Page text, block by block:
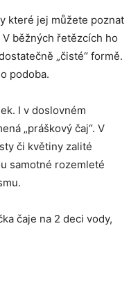
které jej můžete poznat
běžných řetězcích ho
„čisté“ formě.
podoba.
I v doslovném
„práškový čaj“. V
či květiny zalité
samotné rozemleté
čaje na 2 deci vody,